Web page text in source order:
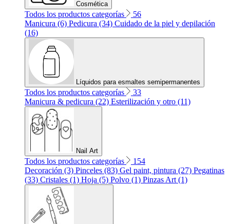
Cosmética
Todos los productos categorías
56
Manicura (6) Pedicura (34) Cuidado de la piel y depilación
(16)
Líquidos para esmaltes semipermanentes
Todos los productos categorías
33
Manicura & pedicura (22) Esterilización y otro (11)
Nail Art
Todos los productos categorías
154
Decoración (3) Pinceles (83) Gel paint, pintura (27) Pegatinas
(33) Cristales (1) Hoja (5) Polvo (1) Pinzas Art (1)